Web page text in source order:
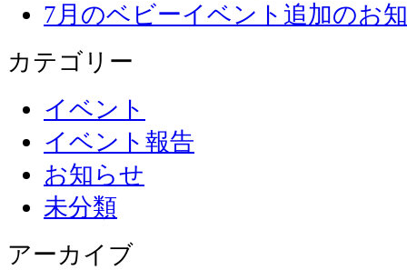
7月のベビーイベント追加のお
カテゴリー
イベント
イベント報告
お知らせ
未分類
アーカイブ